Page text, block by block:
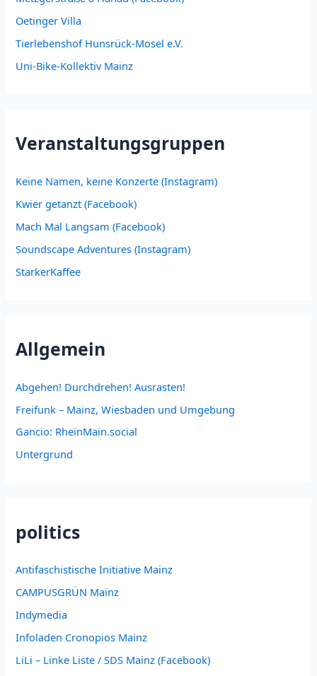
Oetinger Villa
Tierlebenshof Hunsrück-Mosel e.V.
Uni-Bike-Kollektiv Mainz
Veranstaltungsgruppen
Keine Namen, keine Konzerte (Instagram)
Kwier getanzt (Facebook)
Mach Mal Langsam (Facebook)
Soundscape Adventures (Instagram)
StarkerKaffee
Allgemein
Abgehen! Durchdrehen! Ausrasten!
Freifunk – Mainz, Wiesbaden und Umgebung
Gancio: RheinMain.social
Untergrund
politics
Antifaschistische Initiative Mainz
CAMPUSGRÜN Mainz
Indymedia
Infoladen Cronopios Mainz
LiLi – Linke Liste / SDS Mainz (Facebook)